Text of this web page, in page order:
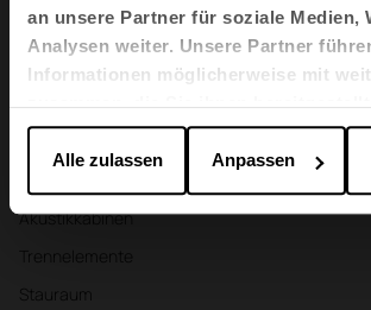
an unsere Partner für soziale Medien,
Analysen weiter. Unsere Partner
Informationen möglicherweise mit
zusammen, die Sie ihnen
die sie im Rahmen Ihrer Nutzung der
gesammelt haben.
Alle zulassen Anpassen
Produkte
Sitzmöbel
Akustikkabinen
Trennelemente
Stauraum